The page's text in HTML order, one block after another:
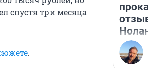
спустя три месяца
.